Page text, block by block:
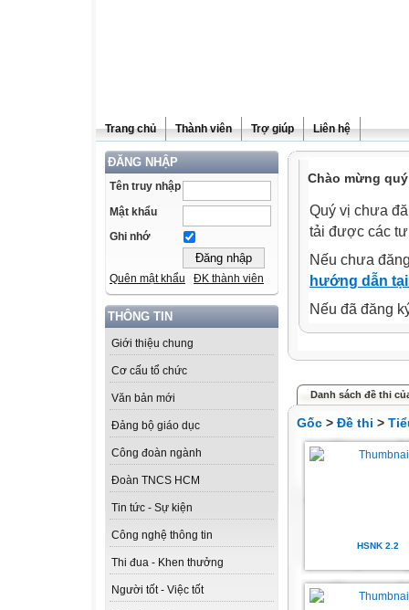
Trang chủ Thành viên Trợ giúp Liên hệ
ĐĂNG NHẬP
Tên truy nhập
Mật khẩu
Ghi nhớ
Quên mật khẩu ĐK thành viên
THÔNG TIN
Giới thiệu chung
Cơ cấu tổ chức
Văn bản mới
Đảng bộ giáo dục
Công đoàn ngành
Đoàn TNCS HCM
Tin tức - Sự kiện
Công nghệ thông tin
Thi đua - Khen thưởng
Người tốt - Việc tốt
Chào mừng
Quý vị chưa
tải được các
Nếu chưa
hướng dẫn
Nếu đã đăng
Danh sách đề thi
Gốc > Đề thi >
HSNK 2.2